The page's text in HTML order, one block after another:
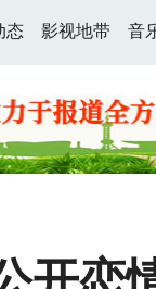
态 影视地带 音